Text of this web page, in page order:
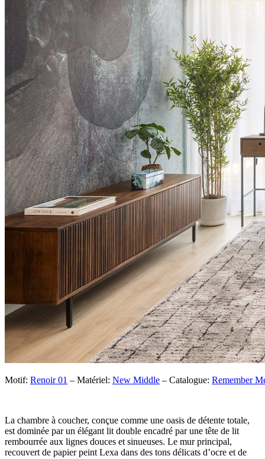
Motif: Renoir 01 – Matériel: New Middle – Catalogue: Remember
La chambre à coucher, conçue comme une oasis de détente totale,
est dominée par un élégant lit double encadré par une tête de lit
rembourrée aux lignes douces et sinueuses. Le mur principal,
recouvert de papier peint Lexa dans des tons délicats d’ocre et de